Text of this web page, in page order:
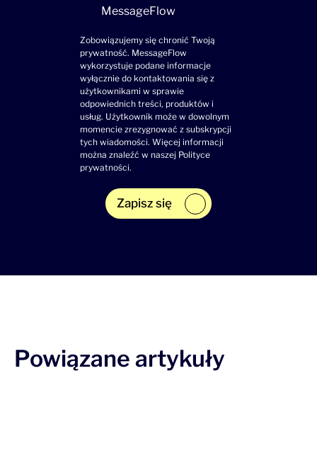
MessageFlow
Zobowiązujemy się chronić Twoją
prywatność. MessageFlow
wykorzystuje podane informacje
wyłącznie do kontaktowania się z
użytkownikami w sprawie
odpowiednich treści, produktów i
usług. Użytkownik może w dowolnym
momencie zrezygnować z subskrypcji
tych wiadomości. Więcej informacji
można znaleźć w naszej Polityce
prywatności.
Zapisz się
Powiązane artykuły